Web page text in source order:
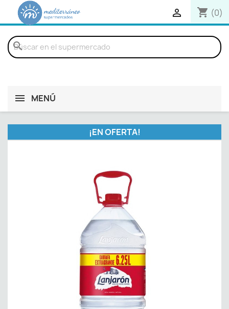
shopping_cart (0)

search
MENÚ
¡EN OFERTA!